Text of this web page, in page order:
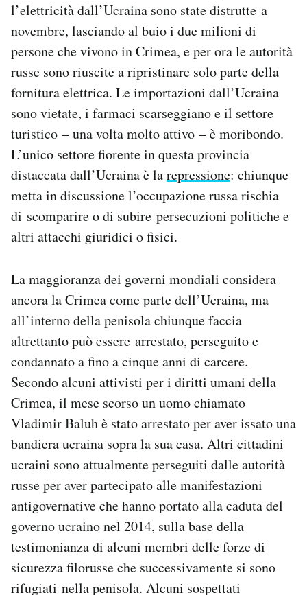
Notifiche mobile
Regala il Post
Hai bisogno di aiuto?
Esci
l’elettricità dall’Ucraina sono state distrutte a
novembre, lasciando al buio i due milioni di
persone che vivono in Crimea, e per ora le autorità
russe sono riuscite a ripristinare solo parte della
fornitura elettrica. Le importazioni dall’Ucraina
sono vietate, i farmaci scarseggiano e il settore
turistico – una volta molto attivo – è moribondo.
L’unico settore fiorente in questa provincia
distaccata dall’Ucraina è larepressione: chiunque
metta in discussione l’occupazione russa rischia
di scomparire o di subire persecuzioni politiche e
altri attacchi giuridici o fisici.
La maggioranza dei governi mondiali considera
ancora la Crimea come parte dell’Ucraina, ma
all’interno della penisola chiunque faccia
altrettanto può essere arrestato, perseguito e
condannato a fino a cinque anni di carcere.
Secondo alcuni attivisti per i diritti umani della
Crimea, il mese scorso un uomo chiamato
Vladimir Baluh è stato arrestato per aver issato una
bandiera ucraina sopra la sua casa. Altri cittadini
ucraini sono attualmente perseguiti dalle autorità
russe per aver partecipato alle manifestazioni
antigovernative che hanno portato alla caduta del
governo ucraino nel 2014, sulla base della
testimonianza di alcuni membri delle forze di
sicurezza filorusse che successivamente si sono
rifugiati nella penisola. Alcuni sospettati